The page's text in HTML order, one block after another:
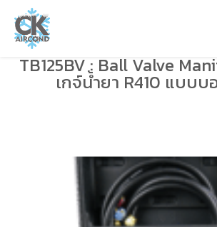
TB125BV : Ball Valve
เกจ์น้ำยา R410 แบบบ